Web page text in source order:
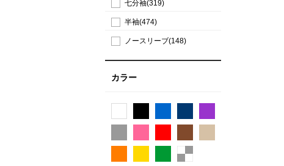
七分袖(319)
半袖(474)
ノースリーブ(148)
カラー